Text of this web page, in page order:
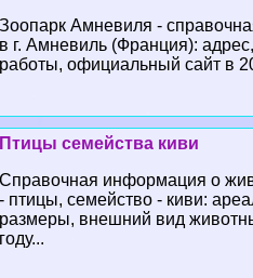
Зоопарк Амневиля -
в г. Амневиль (Франция):
работы, официальный сайт в
Птицы семейства киви
Справочная информация о
- птицы, семейство - киви:
размеры, внешний вид
году...